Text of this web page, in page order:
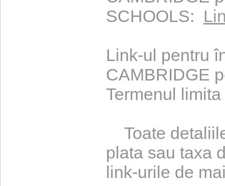
SCHOOLS:
Link-ul pentru
CAMBRIDGE
Termenul
Toate
plata sau taxa
link-urile de